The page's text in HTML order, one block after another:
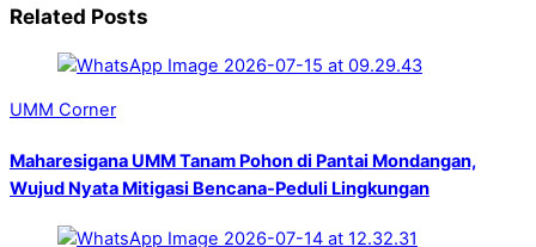
Related Posts
UMM Corner
Maharesigana UMM Tanam Pohon di Pantai Mondangan,
Wujud Nyata Mitigasi Bencana-Peduli Lingkungan